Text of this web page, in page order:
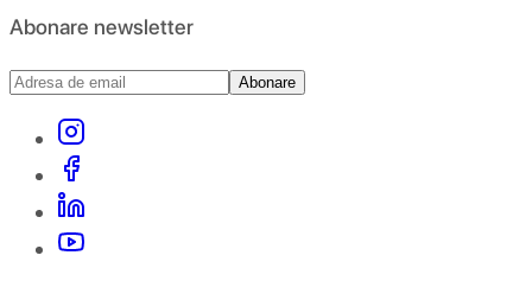
Abonare newsletter
Abonare